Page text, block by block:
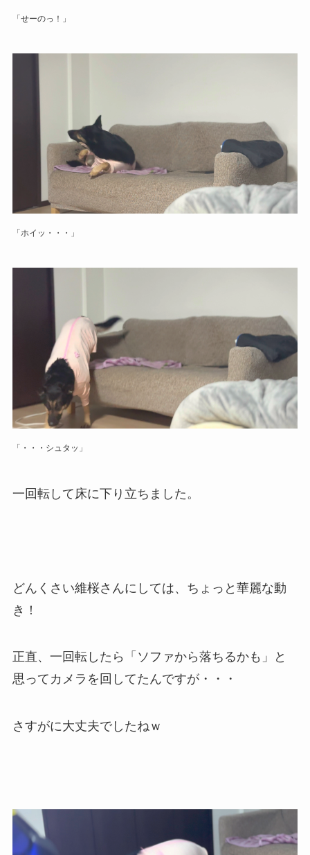
「せーのっ！」
「ホイッ・・・」
「・・・シュタッ」
一回転して床に下り立ちました。
どんくさい維桜さんにしては、ちょっと華麗な動
き！
正直、一回転したら「ソファから落ちるかも」と
思ってカメラを回してたんですが・・・
さすがに大丈夫でしたねｗ